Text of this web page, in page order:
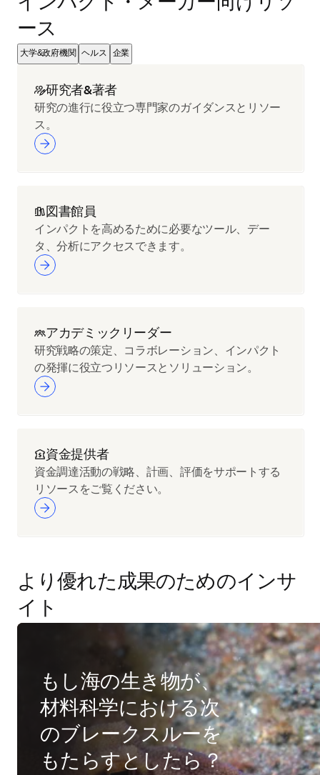
ース
大学&政府機関 ヘルス 企業
研究者&著者
研究の進行に役立つ専門家のガイダンスとリソー
ス。
図書館員
インパクトを高めるために必要なツール、デー
タ、分析にアクセスできます。
アカデミックリーダー
研究戦略の策定、コラボレーション、インパクト
の発揮に役立つリソースとソリューション。
資金提供者
資金調達活動の戦略、計画、評価をサポートする
リソースをご覧ください。
より優れた成果のためのインサ
イト
もし海の生き物が、
材料科学における次
のブレークスルーを
もたらすとしたら？